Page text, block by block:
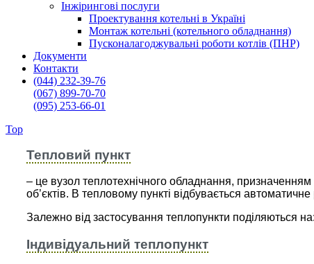
Інжірингові послуги
Проектування котельні в Україні
Монтаж котельні (котельного обладнання)
Пусконалагоджувальні роботи котлів (ПНР)
Документи
Контакти
(044) 232-39-76
(067) 899-70-70
(095) 253-66-01
Top
Тепловий пункт
– це вузол теплотехнічного обладнання,
об’єктів. В тепловому пункті відбувається
Залежно від застосування теплопункти поділяються на:
Індивідуальний теплопункт